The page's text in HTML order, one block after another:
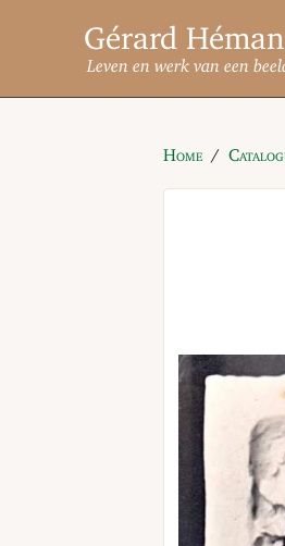
Gérard Héman
Leven en werk van een
Home